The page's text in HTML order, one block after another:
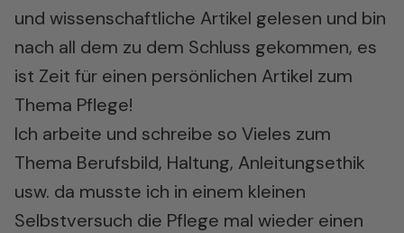
und wissenschaftliche Artikel gelesen und bin
nach all dem zu dem Schluss gekommen, es
ist Zeit für einen persönlichen Artikel zum
Thema Pflege!
Ich arbeite und schreibe so Vieles zum
Thema Berufsbild, Haltung, Anleitungsethik
usw. da musste ich in einem kleinen
Selbstversuch die Pflege mal wieder einen